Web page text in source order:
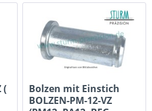
(
Bolzen mit Einstich
BOLZEN-PM-12-VZ